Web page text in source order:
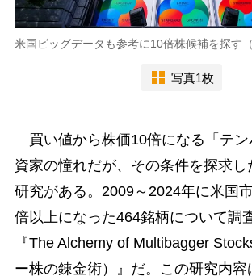
米国ビッグデータも参考に10倍株候補を探す（
写真1枚
買い値から株価10倍になる「テン
資家の憧れだが、その条件を探求し
研究がある。2009～2024年に米国
倍以上になった464銘柄について調
『The Alchemy of Multibagger
ー株の錬金術）』だ。この研究内容